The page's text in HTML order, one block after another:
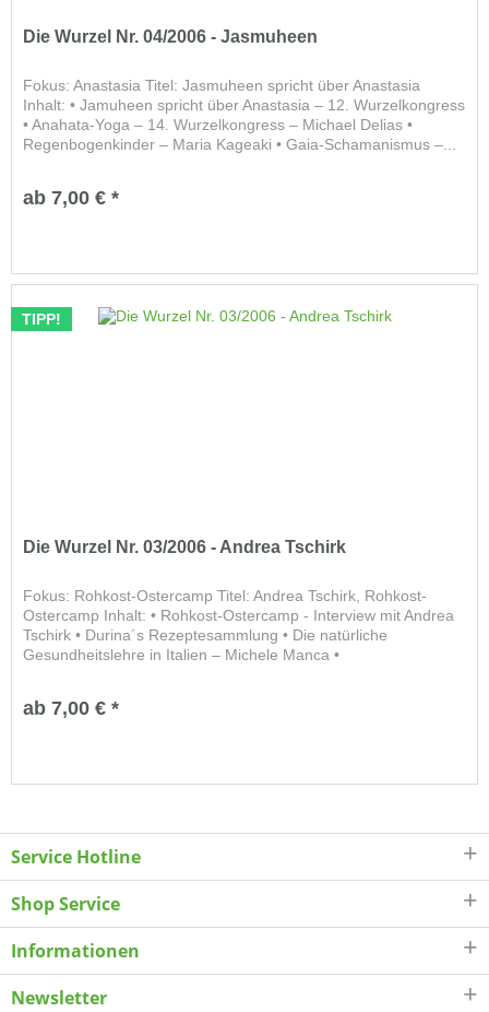
Die Wurzel Nr. 04/2006 - Jasmuheen
Fokus: Anastasia Titel: Jasmuheen spricht über Anastasia
Inhalt: • Jamuheen spricht über Anastasia – 12. Wurzelkongress
• Anahata-Yoga – 14. Wurzelkongress – Michael Delias •
Regenbogenkinder – Maria Kageaki • Gaia-Schamanismus –...
ab 7,00 € *
TIPP!
Die Wurzel Nr. 03/2006 - Andrea Tschirk
Fokus: Rohkost-Ostercamp Titel: Andrea Tschirk, Rohkost-
Ostercamp Inhalt: • Rohkost-Ostercamp - Interview mit Andrea
Tschirk • Durina´s Rezeptesammlung • Die natürliche
Gesundheitslehre in Italien – Michele Manca •
ab 7,00 € *
Service Hotline
Shop Service
Informationen
Newsletter